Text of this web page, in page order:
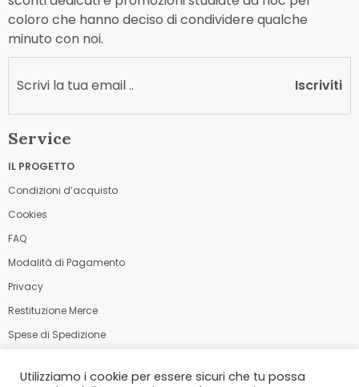
coloro che hanno deciso di condividere qualche
minuto con noi.
Iscriviti
Service
IL PROGETTO
Condizioni d’acquisto
Cookies
FAQ
Modalità di Pagamento
Privacy
Restituzione Merce
Spese di Spedizione
Utilizziamo i cookie per essere sicuri che tu possa